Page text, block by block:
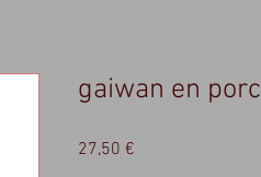
gaiwan en
27,50 €